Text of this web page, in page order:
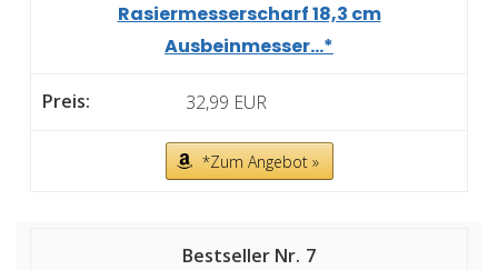
Rasiermesserscharf 18,3 cm
Ausbeinmesser...*
32,99 EUR
*Zum Angebot »
7